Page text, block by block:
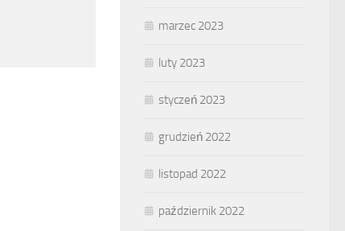
marzec 2023
luty 2023
styczeń 2023
grudzień 2022
listopad 2022
październik 2022